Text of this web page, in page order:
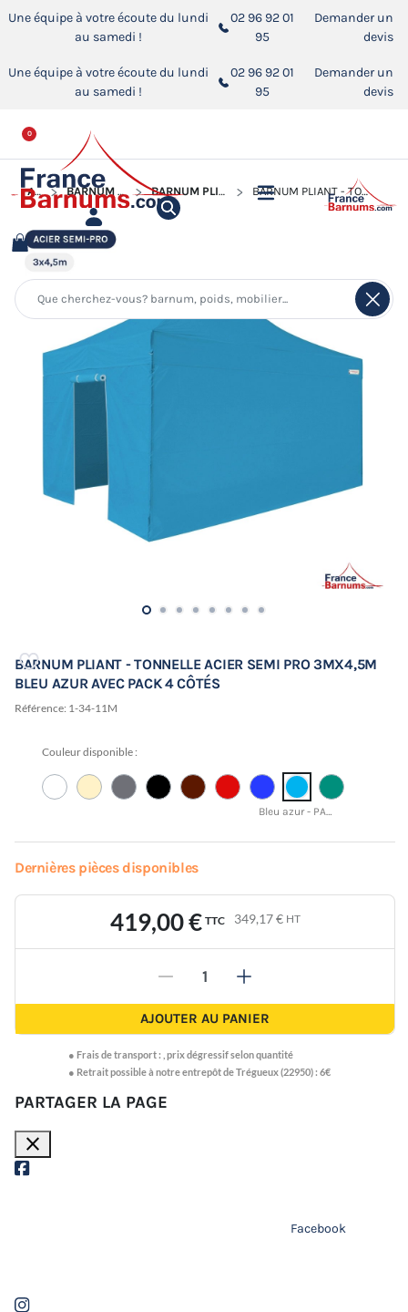
Une équipe à votre écoute du lundi
au samedi !
02 96 92 01
95
Demander un
devis
Une équipe à votre écoute du lundi
au samedi !
02 96 92 01
95
Demander un
devis
0
ACCUEIL BARNUM PLIANT - TONNELLE ACIER SEMI PRO BARNUM PLIANT - TONNELLE ACIER SEMI PRO 3MX4,5M BARNUM PLIANT - TONNELLE ACIER SEMI PRO 3MX4,5M BLEU AZUR AVEC PACK 4 CÔTÉS
BARNUM PLIANT - TONNELLE ACIER SEMI PRO 3MX4,5M
BLEU AZUR AVEC PACK 4 CÔTÉS
Référence: 1-34-11M
Couleur disponible :
Bleu azur - PANTONE 17-4433 TCX
Dernières pièces disponibles
419,00 € TTC 349,17 € HT
- +
AJOUTER AU PANIER
● Frais de transport : prix dégressif selon quantité
● Retrait possible à notre entrepôt de Trégueux (22950) : 6€
PARTAGER LA PAGE
close
Facebook